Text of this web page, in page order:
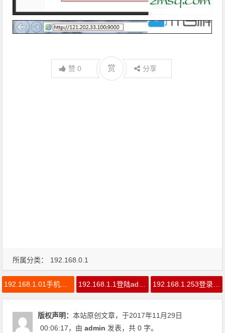
所属分类： 192.168.0.1
赞0 赏 分享
192.168.1.01手机登录 192.168.1.1登陆admin进不去 192.168.1.253登录界面
版权声明：本站原创文章，于2017年11月29日
00:06:17，由admin 发表，共 0 字。